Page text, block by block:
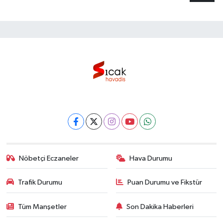
Nöbetçi Eczaneler Hava Durumu
Trafik Durumu Puan Durumu ve Fikstür
Tüm Manşetler Son Dakika Haberleri